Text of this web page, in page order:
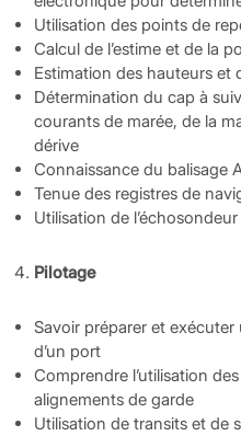
Utilisation des points de
Calcul de l’estime et de la
Estimation des hauteurs et
Détermination du cap à
courants de marée, de la
dérive
Connaissance du balisage
Tenue des registres de
Utilisation de l’échosondeur
Pilotage
Savoir préparer et
d’un port
Comprendre l’utilisation
alignements de garde
Utilisation de transits et de